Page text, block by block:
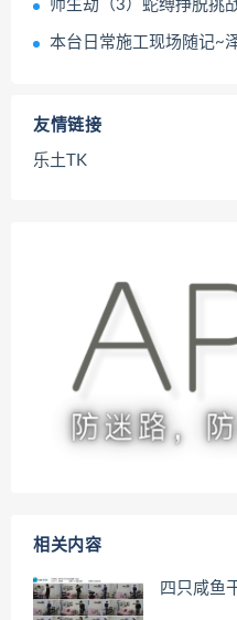
师生劫（3）蛇缚挣脱挑
本台日常施工现场随记~
友情链接
乐土TK
相关内容
四只咸鱼